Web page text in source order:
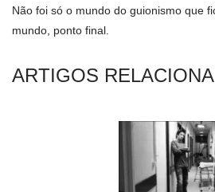
Não foi só o mundo do guionismo que
mundo, ponto final.
ARTIGOS